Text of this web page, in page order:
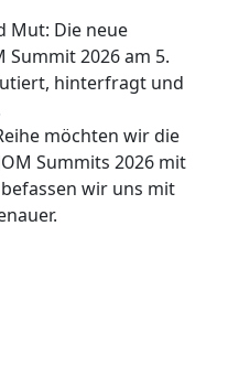
Mut: Die neue
Summit 2026 am 5.
hinterfragt und
möchten wir die
Summits 2026 mit
wir uns mit